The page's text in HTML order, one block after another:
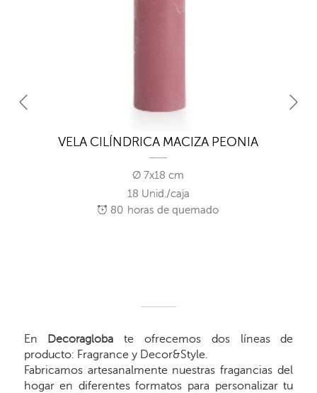
VELA CILÍNDRICA MACIZA PEONIA
Ø 7x18 cm
18 Unid./caja
80 horas de quemado
En Decoragloba te ofrecemos dos líneas de
producto: Fragrance y Decor&Style.
Fabricamos artesanalmente nuestras fragancias del
hogar en diferentes formatos para personalizar tu